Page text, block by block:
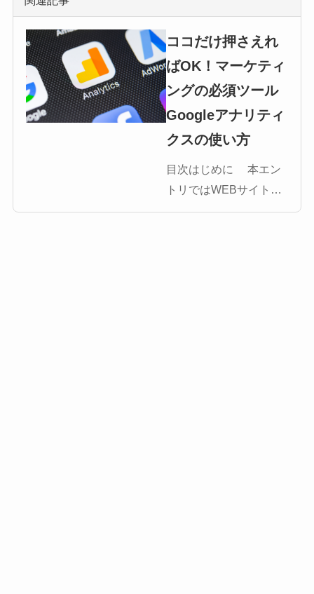
ココだけ押さえれ
ばOK！マーケティ
ングの必須ツール
Googleアナリティ
クスの使い方
目次はじめに 本エン
トリではWEBサイトの
分析やマーケティング